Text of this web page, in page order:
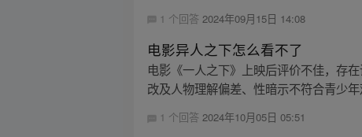
1 个回答 2024年09月15日 14:08
电影异人之下怎么看不了
电影《一人之下》上映后评价不佳，存
改及人物理解偏差、性暗示不符合青少
1 个回答2024年10月05日 05:51